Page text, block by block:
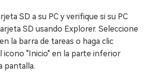
SD a su PC y verifique si su PC
SD usando Explorer. Seleccione
la barra de tareas o haga clic
icono "Inicio" en la parte inferior
pantalla.